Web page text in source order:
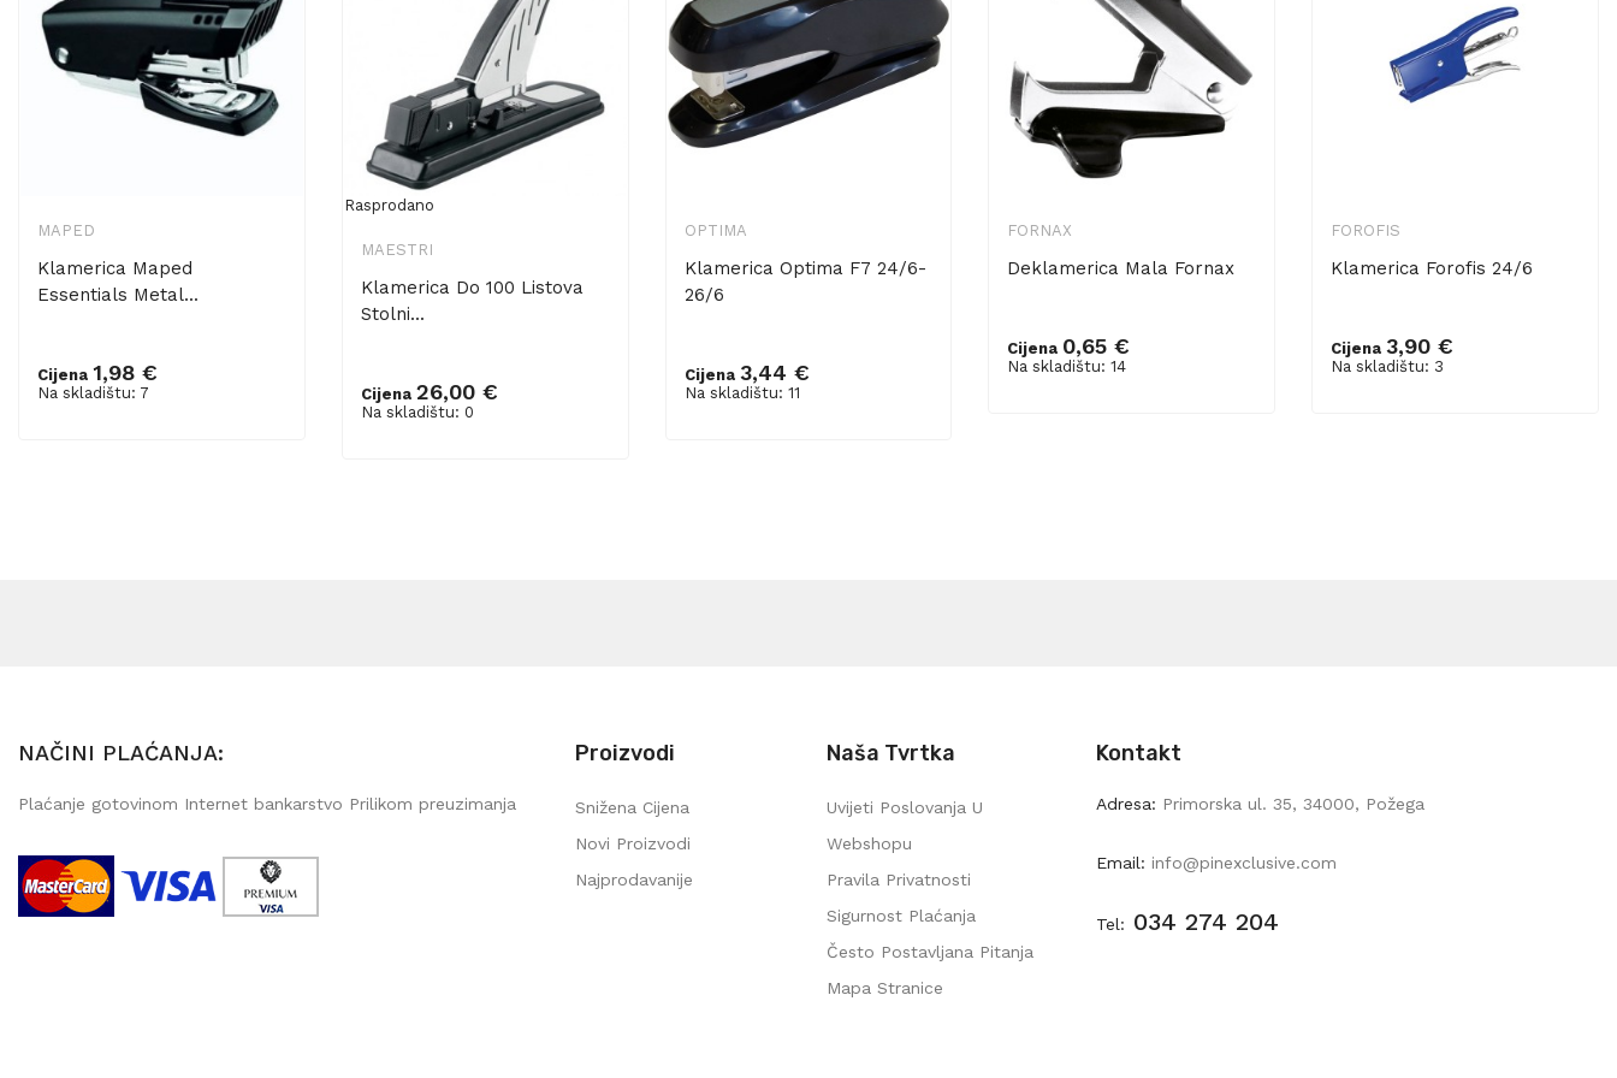
MAPED
Klamerica Maped
Essentials Metal...
Cijena 1,98 €
Na skladištu: 7
Dodaj u košaricu
Rasprodano
MAESTRI
Klamerica Do 100 Listova
Stolni...
Cijena 26,00 €
Na skladištu: 0
OPTIMA
Klamerica Optima F7 24/6-
26/6
Cijena 3,44 €
Na skladištu: 11
Dodaj u košaricu
FORNAX
Deklamerica Mala Fornax
Cijena 0,65 €
Na skladištu: 14
Dodaj u košaricu
FOROFIS
Klamerica Forofis 24/6
Cijena 3,90 €
Na skladištu: 3
Dodaj u košaricu
NAČINI PLAĆANJA:
Plaćanje gotovinom Internet bankarstvo Prilikom preuzimanja
Proizvodi
Snižena Cijena
Novi Proizvodi
Najprodavanije
Naša Tvrtka
Uvijeti Poslovanja U
Webshopu
Pravila Privatnosti
Sigurnost Plaćanja
Često Postavljana Pitanja
Mapa Stranice
Kontakt
Adresa: Primorska ul. 35, 34000, Požega
Email: info@pinexclusive.com
Tel: 034 274 204